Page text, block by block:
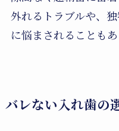
外れるトラブルや、
に悩まされることもあ
バレない入れ歯の